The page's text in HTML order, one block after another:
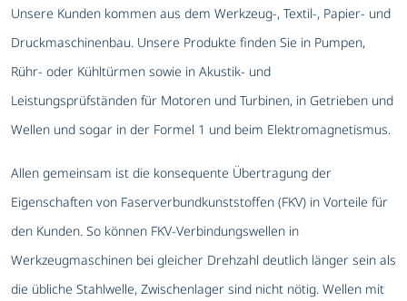
Unsere Kunden kommen aus dem Werkzeug-, Textil-, Papier- und
Druckmaschinenbau. Unsere Produkte finden Sie in Pumpen,
Rühr- oder Kühltürmen sowie in Akustik- und
Leistungsprüfständen für Motoren und Turbinen, in Getrieben und
Wellen und sogar in der Formel 1 und beim Elektromagnetismus.
Allen gemeinsam ist die konsequente Übertragung der
Eigenschaften von Faserverbundkunststoffen (FKV) in Vorteile für
den Kunden. So können FKV-Verbindungswellen in
Werkzeugmaschinen bei gleicher Drehzahl deutlich länger sein als
die übliche Stahlwelle, Zwischenlager sind nicht nötig. Wellen mit